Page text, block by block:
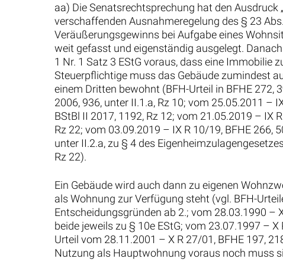
aa) Die Senatsrechtsprechung hat den
verschaffenden Ausnahmeregelung des § 23
Veräußerungsgewinns bei Aufgabe eines
weit gefasst und eigenständig ausgelegt.
1 Nr. 1 Satz 3 EStG voraus, dass eine
Steuerpflichtige muss das Gebäude zumindest
einem Dritten bewohnt (BFH-Urteil in BFHE 272,
2006, 936, unter II.1.a, Rz 10; vom 25.05.2011 –
BStBl II 2017, 1192, Rz 12; vom 21.05.2019 – IX
Rz 22; vom 03.09.2019 – IX R 10/19, BFHE 266,
unter II.2.a, zu § 4 des
Rz 22).
Ein Gebäude wird auch dann zu eigenen
als Wohnung zur Verfügung steht (vgl. BFH-
Entscheidungsgründen ab 2.; vom 28.03.1990 –
beide jeweils zu § 10e EStG; vom 23.07.1997 –
Urteil vom 28.11.2001 – X R 27/01, BFHE 197,
Nutzung als Hauptwohnung voraus noch muss